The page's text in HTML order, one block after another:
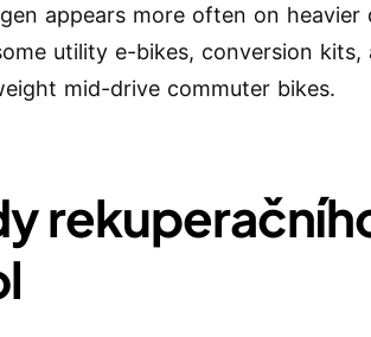
appears more often on heavier
utility e-bikes, conversion kits,
mid-drive commuter bikes.